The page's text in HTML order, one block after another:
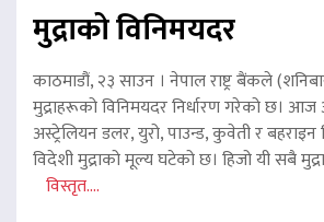
मुद्राको विनिमयदर
काठमाडौं, २३ साउन । नेपाल राष्ट्र बैंकले
मुद्राहरूको विनिमयदर निर्धारण गरेको छ।
अस्ट्रेलियन डलर, युरो, पाउन्ड, कुवेती र
विदेशी मुद्राको मूल्य घटेको छ। हिजो यी सबै
विस्तृत....